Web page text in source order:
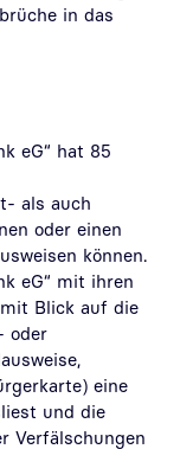
in das
eG“ hat 85
als auch
oder einen
können.
eG“ mit ihren
Blick auf die
oder
eine
und die
Verfälschungen